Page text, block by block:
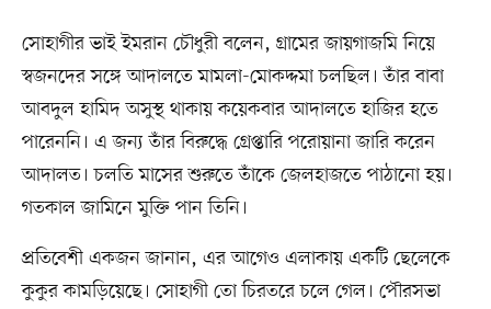
সোহাগীর ভাই ইমরান চৌধুরী বলেন, গ্রামের জায়গাজমি নিয়ে
স্বজনদের সঙ্গে আদালতে মামলা-মোকদ্দমা চলছিল। তাঁর বাবা
আবদুল হামিদ অসুস্থ থাকায় কয়েকবার আদালতে হাজির হতে
পারেননি। এ জন্য তাঁর বিরুদ্ধে গ্রেপ্তারি পরোয়ানা জারি করেন
আদালত। চলতি মাসের শুরুতে তাঁকে জেলহাজতে পাঠানো হয়।
গতকাল জামিনে মুক্তি পান তিনি।
প্রতিবেশী একজন জানান, এর আগেও এলাকায় একটি ছেলেকে
কুকুর কামড়িয়েছে। সোহাগী তো চিরতরে চলে গেল। পৌরসভা